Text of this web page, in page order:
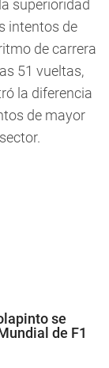
superioridad
intentos de
de carrera
51 vueltas,
la diferencia
de mayor
se
de F1